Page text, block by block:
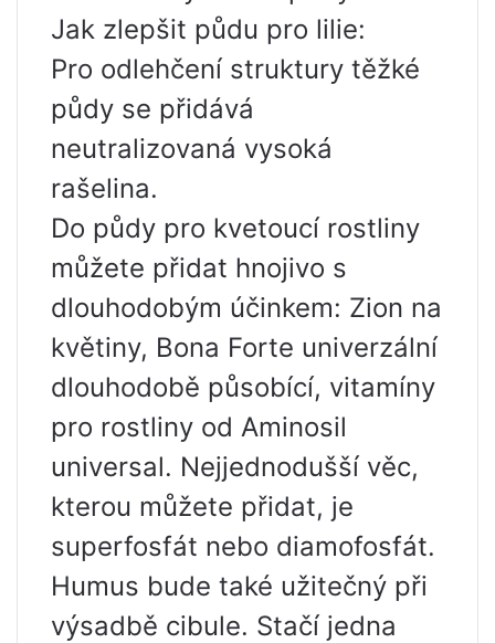
Jak zlepšit půdu pro lilie:
Pro odlehčení struktury těžké
půdy se přidává
neutralizovaná vysoká
rašelina.
Do půdy pro kvetoucí rostliny
můžete přidat hnojivo s
dlouhodobým účinkem: Zion na
květiny, Bona Forte univerzální
dlouhodobě působící, vitamíny
pro rostliny od Aminosil
universal. Nejjednodušší věc,
kterou můžete přidat, je
superfosfát nebo diamofosfát.
Humus bude také užitečný při
výsadbě cibule. Stačí jedna